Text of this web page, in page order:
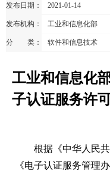
发布日期： 2021-01-14
发布机构： 工业和信息化部
分 类： 软件和信息技术
工业和信息化
子认证服务许
根据《中华人民
《电子认证服务管理